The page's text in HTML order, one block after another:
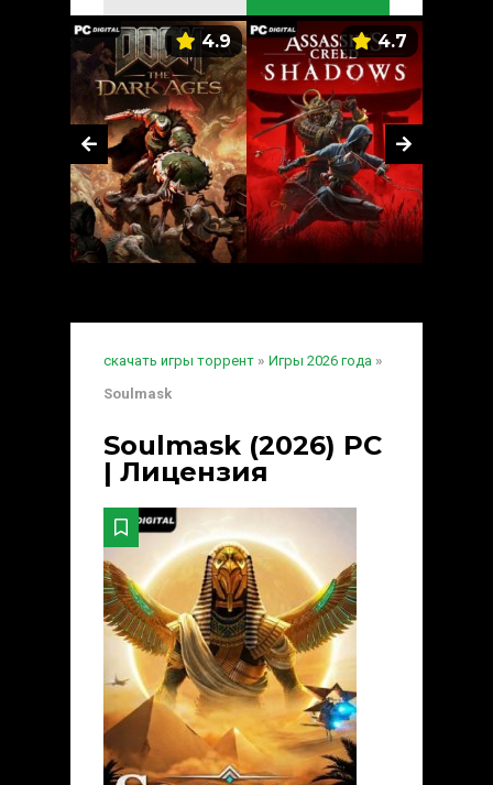
4.9 4.7
скачать игры торрент » Игры 2026 года »
Soulmask
Soulmask (2026) PC
| Лицензия